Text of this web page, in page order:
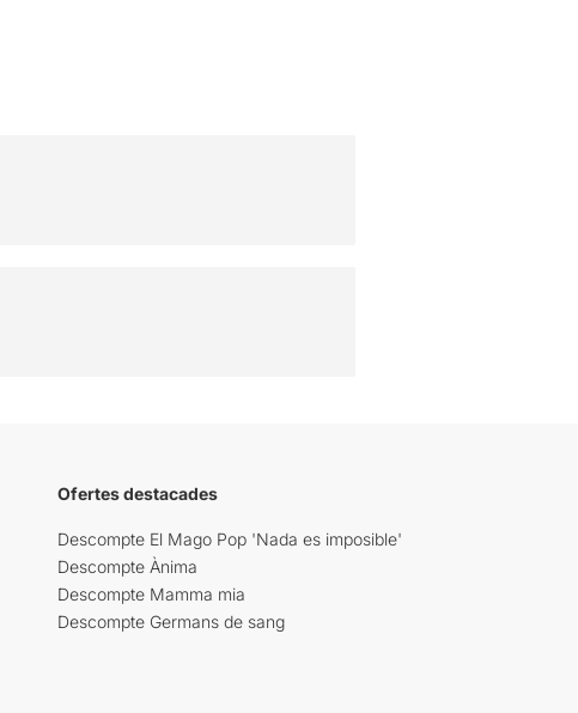
Ofertes destacades
Descompte El Mago Pop 'Nada es imposible'
Descompte Ànima
Descompte Mamma mia
Descompte Germans de sang